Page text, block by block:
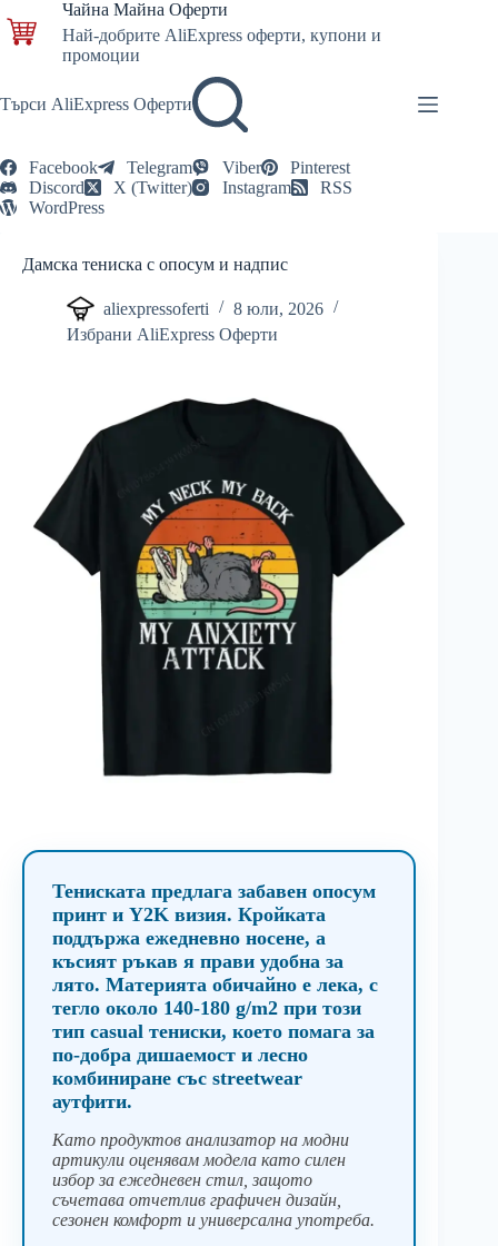
to
content
Чайна Майна Оферти
Най-добрите AliExpress оферти, купони и
промоции
Търси AliExpress Оферти
Facebook Telegram Viber
Pinterest
Discord
X (Twitter) Instagram
RSS
WordPress
Дамска тениска с опосум и надпис
aliexpressoferti
8 юли, 2026
Избрани AliExpress Оферти
Тениската предлага забавен опосум
принт и Y2K визия. Кройката
поддържа ежедневно носене, а
късият ръкав я прави удобна за
лято. Материята обичайно е лека, с
тегло около 140-180 g/m2 при този
тип casual тениски, което помага за
по-добра дишаемост и лесно
комбиниране със streetwear
аутфити.
Като продуктов анализатор на модни
артикули оценявам модела като силен
избор за ежедневен стил, защото
съчетава отчетлив графичен дизайн,
сезонен комфорт и универсална употреба.